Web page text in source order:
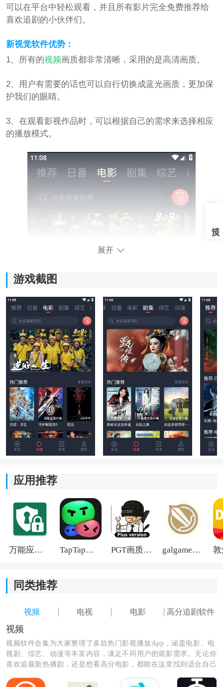
可以在平台中轻松观看，并且所有影片完全免费推荐给
喜欢追剧的小伙伴们。
新视觉软件优势：
1、所有的视频画质都非常清晰，采用的是高清画质。
2、用户有需要的话也可以自行切换成蓝光画质，更加保
护我们的眼睛。
3、在观看影视作品时，可以根据自己的需求来选择相应
的播放模式。
1、每一个影视作品都有属于自己的分类，用户可按照分
2、想要获得大屏观影体验时，就可以将影片进行投屏。
3、强大的私人专属频道，可以给用户推荐更加符合我们
展开
游戏截图
应用推荐
万能应用隐藏 TapTap国际版2026 PGT画质助手旧版 galgame游戏盒子2026
同类推荐
视频 电视 电影 高分追剧软件
视频
视频软件合集为大家整理了多款热门影视播放App，涵盖电影、电
视剧、综艺、动漫等丰富内容，满足不同用户的观影需求。无论你
喜欢追最新热播剧，还是想看高分电影，都能在这里找到适合自己
精彩观影时光，轻松告别剧荒。